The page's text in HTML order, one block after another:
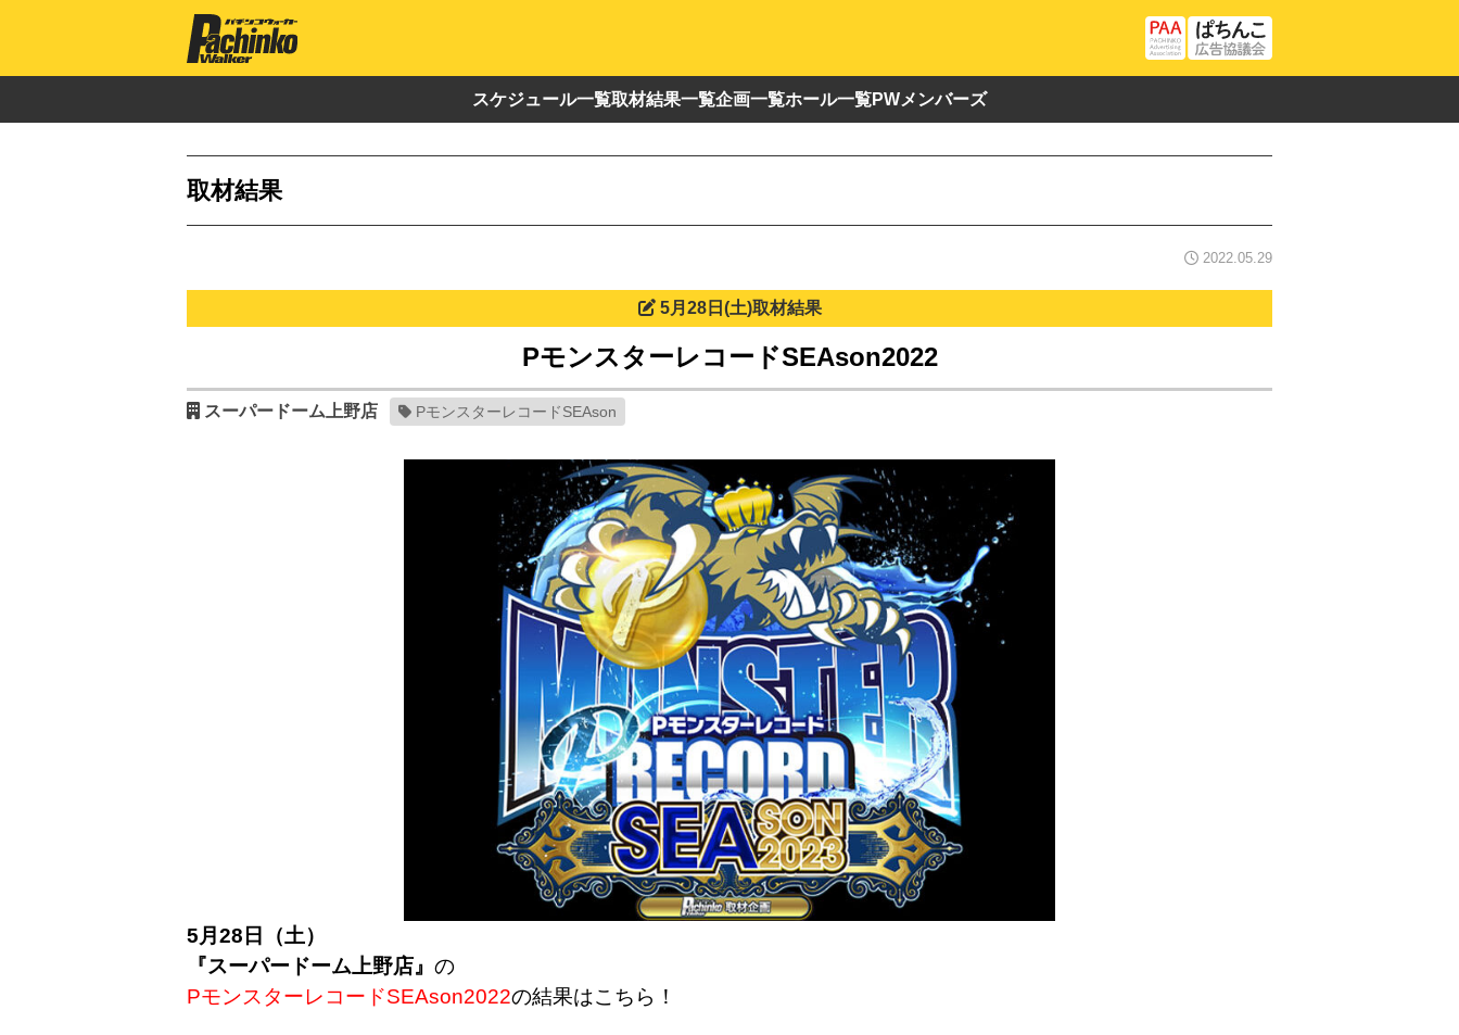
スケジュール一覧取材結果一覧企画一覧ホール一覧PWメンバーズ
取材結果
2022.05.29
5月28日(土)取材結果
PモンスターレコードSEAson2022
スーパードーム上野店 PモンスターレコードSEAson
5月28日（土）
『スーパードーム上野店』 の
PモンスターレコードSEAson2022の結果はこちら！